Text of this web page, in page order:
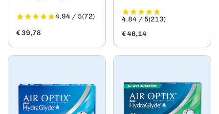
4.94 / 5(72)
€ 39,78
4.84 / 5(213)
€ 46,14